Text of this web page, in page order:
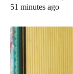
51 minutes ago